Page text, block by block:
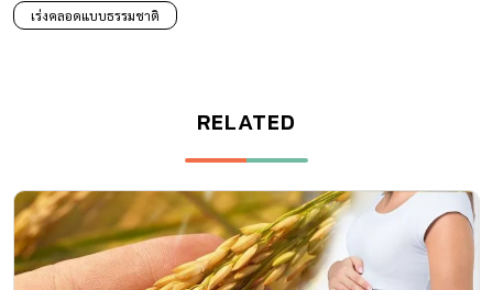
เร่งคลอดแบบธรรมชาติ
RELATED